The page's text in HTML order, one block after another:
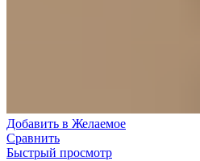
Добавить в Желаемое
Сравнить
Быстрый просмотр